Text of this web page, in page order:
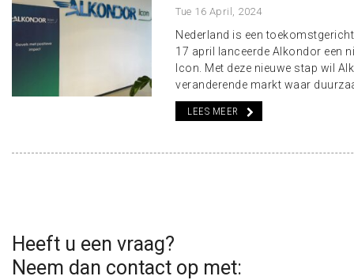
Tue 16 April, 2024
Nederland is een
17 april lanceerde Alkondor een
Icon. Met deze nieuwe stap wil
veranderende markt waar
LEES MEER
Heeft u een vraag?
Neem dan contact op met: